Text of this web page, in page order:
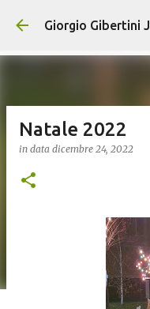
Passa ai
Giorgio Gibertini
Natale 2022
in data dicembre 24, 2022